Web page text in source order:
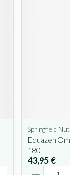
Springfield
Equazen
180
43,95 €
Quantité